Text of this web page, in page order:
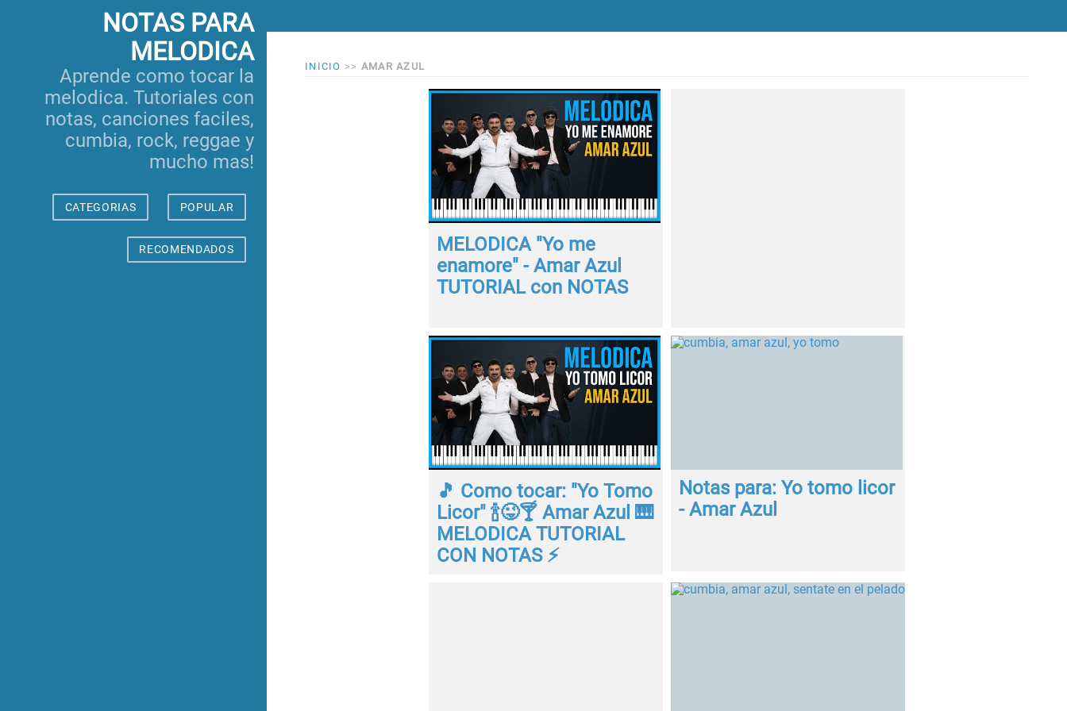
NOTAS PARA
MELODICA
Aprende como tocar la
melodica. Tutoriales con
notas, canciones faciles,
cumbia, rock, reggae y
mucho mas!
CATEGORIAS POPULAR
RECOMENDADOS
INICIO >> AMAR AZUL
MELODICA "Yo me
enamore" - Amar Azul
TUTORIAL con NOTAS
🎵 Como tocar: "Yo Tomo
Licor" 🍾😜🍸 Amar Azul 🎹
MELODICA TUTORIAL
CON NOTAS ⚡
Notas para: Yo tomo licor
- Amar Azul